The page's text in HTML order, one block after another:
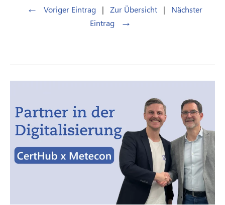
← Voriger Eintrag | Zur Übersicht |
Nächster
Eintrag
→